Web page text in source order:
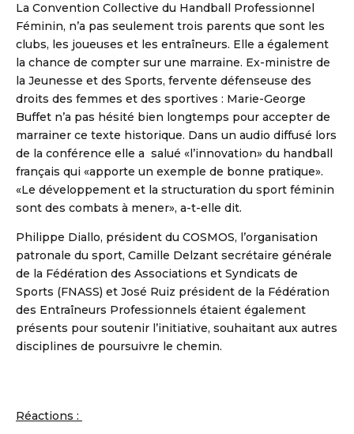
La Convention Collective du Handball Professionnel
Féminin, n’a pas seulement trois parents que sont les
clubs, les joueuses et les entraîneurs. Elle a également
la chance de compter sur une marraine. Ex-ministre de
la Jeunesse et des Sports, fervente défenseuse des
droits des femmes et des sportives : Marie-George
Buffet n’a pas hésité bien longtemps pour accepter de
marrainer ce texte historique. Dans un audio diffusé lors
de la conférence elle a salué «l’innovation» du handball
français qui «apporte un exemple de bonne pratique».
«Le développement et la structuration du sport féminin
sont des combats à mener», a-t-elle dit.
Philippe Diallo, président du COSMOS, l’organisation
patronale du sport, Camille Delzant secrétaire générale
de la Fédération des Associations et Syndicats de
Sports (FNASS) et José Ruiz président de la Fédération
des Entraîneurs Professionnels étaient également
présents pour soutenir l’initiative, souhaitant aux autres
disciplines de poursuivre le chemin.
Réactions :